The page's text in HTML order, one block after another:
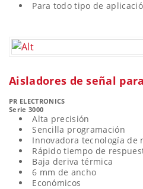
Para todo tipo de
Aisladores de señal
PR ELECTRONICS
Serie 3000
Alta precisión
Sencilla programación
Innovadora tecnología de
Rápido tiempo de
Baja deriva térmica
6 mm de ancho
Económicos